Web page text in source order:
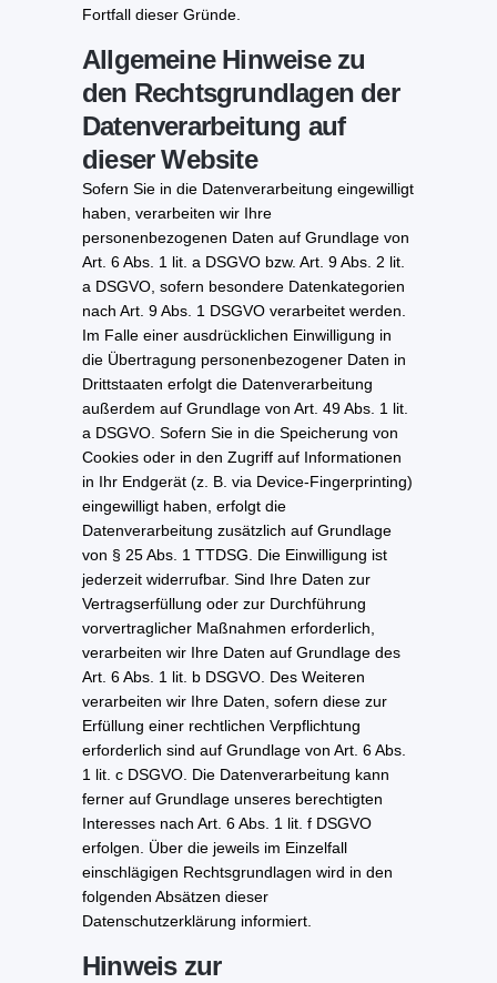
Fortfall dieser Gründe.
Allgemeine Hinweise zu
den Rechtsgrundlagen der
Datenverarbeitung auf
dieser Website
Sofern Sie in die Datenverarbeitung eingewilligt
haben, verarbeiten wir Ihre
personenbezogenen Daten auf Grundlage von
Art. 6 Abs. 1 lit. a DSGVO bzw. Art. 9 Abs. 2 lit.
a DSGVO, sofern besondere Datenkategorien
nach Art. 9 Abs. 1 DSGVO verarbeitet werden.
Im Falle einer ausdrücklichen Einwilligung in
die Übertragung personenbezogener Daten in
Drittstaaten erfolgt die Datenverarbeitung
außerdem auf Grundlage von Art. 49 Abs. 1 lit.
a DSGVO. Sofern Sie in die Speicherung von
Cookies oder in den Zugriff auf Informationen
in Ihr Endgerät (z. B. via Device-Fingerprinting)
eingewilligt haben, erfolgt die
Datenverarbeitung zusätzlich auf Grundlage
von § 25 Abs. 1 TTDSG. Die Einwilligung ist
jederzeit widerrufbar. Sind Ihre Daten zur
Vertragserfüllung oder zur Durchführung
vorvertraglicher Maßnahmen erforderlich,
verarbeiten wir Ihre Daten auf Grundlage des
Art. 6 Abs. 1 lit. b DSGVO. Des Weiteren
verarbeiten wir Ihre Daten, sofern diese zur
Erfüllung einer rechtlichen Verpflichtung
erforderlich sind auf Grundlage von Art. 6 Abs.
1 lit. c DSGVO. Die Datenverarbeitung kann
ferner auf Grundlage unseres berechtigten
Interesses nach Art. 6 Abs. 1 lit. f DSGVO
erfolgen. Über die jeweils im Einzelfall
einschlägigen Rechtsgrundlagen wird in den
folgenden Absätzen dieser
Datenschutzerklärung informiert.
Hinweis zur